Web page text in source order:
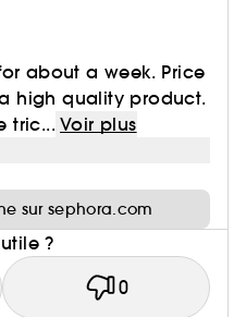
about a week. Price
high quality product.
tric... Voir plus
sur sephora.com
?
0